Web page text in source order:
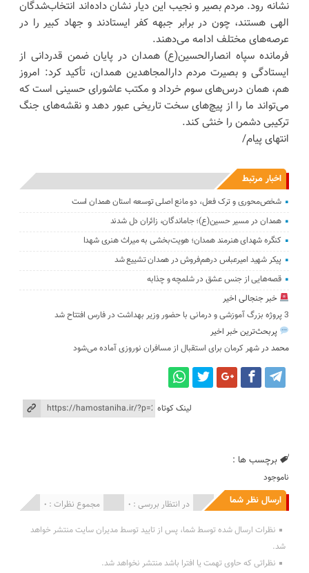
نشانه رود. مردم بصیر و نجیب این دیار نشان داده‌اند انتخاب‌شدگان
الهی هستند، چون در برابر جبهه کفر ایستادند و جهاد کبیر را در
عرصه‌های مختلف ادامه می‌دهند.
فرمانده سپاه انصارالحسین(ع) همدان در پایان ضمن قدردانی از
ایستادگی و بصیرت مردم دارالمجاهدین همدان، تأکید کرد: امروز
هم، همان درس‌های سوم خرداد و مکتب عاشورای حسینی است که
می‌تواند ما را از پیچ‌های سخت تاریخی عبور دهد و نقشه‌های جنگ
ترکیبی دشمن را خنثی کند.
انتهای پیام/
اخبار مرتبط
شخص‌محوری و ترک فعل، دو مانع اصلی توسعه استان همدان است
همدان در مسیر حسین(ع)؛ جاماندگان، زائران دل شدند
کنگره شهدای هنرمند همدان؛ هویت‌بخشی به میراث هنری شهدا
پیکر شهید امیرعباس درهم‌فروش در همدان تشییع شد
قصه‌هایی از جنس عشق در شلمچه و چذابه
خبر جنجالی اخیر
3 پروژه بزرگ آموزشی و درمانی با حضور وزیر بهداشت در فارس افتتاح شد
پربحث‌ترین خبر اخیر
محمد درشهر کرمان برای استقبال از مسافران نوروزی آماده می‌شود
لینک کوتاه
برچسب ها :
ناموجود
ارسال نظر شما مجموع نظرات : 0 در انتظار بررسی : 0 انتشار یافته : 0
نظرات ارسال شده توسط شما، پس از تایید توسط مدیران سایت منتشر خواهد
شد.
نظراتی که حاوی تهمت یا افترا باشد منتشر نخواهد شد.